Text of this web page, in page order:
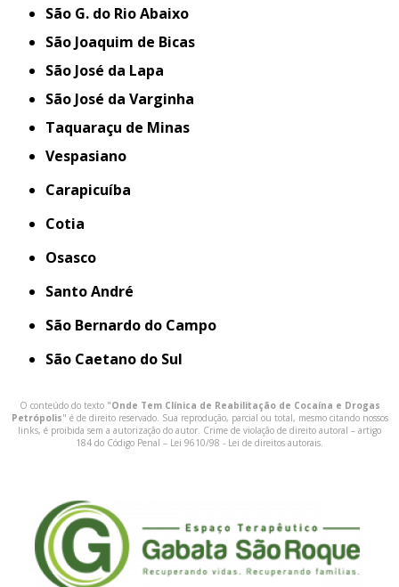
São G. do Rio Abaixo
São Joaquim de Bicas
São José da Lapa
São José da Varginha
Taquaraçu de Minas
Vespasiano
Carapicuíba
Cotia
Osasco
Santo André
São Bernardo do Campo
São Caetano do Sul
O conteúdo do texto "Onde Tem Clínica de Reabilitação de Cocaína e Drogas
Petrópolis" é de direito reservado. Sua reprodução, parcial ou total, mesmo citando nossos
links, é proibida sem a autorização do autor. Crime de violação de direito autoral – artigo
184 do Código Penal – Lei 9610/98 - Lei de direitos autorais.